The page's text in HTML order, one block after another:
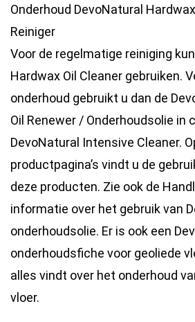
Onderhoud DevoNatural
Reiniger
Voor de regelmatige reiniging
Hardwax Oil Cleaner gebruiken.
onderhoud gebruikt u dan de
Oil Renewer / Onderhoudsolie in
DevoNatural Intensive Cleaner.
productpagina’s vindt u de
deze producten. Zie ook de
informatie over het gebruik van
onderhoudsolie. Er is ook een
onderhoudsfiche voor geoliede
alles vindt over het onderhoud
vloer.